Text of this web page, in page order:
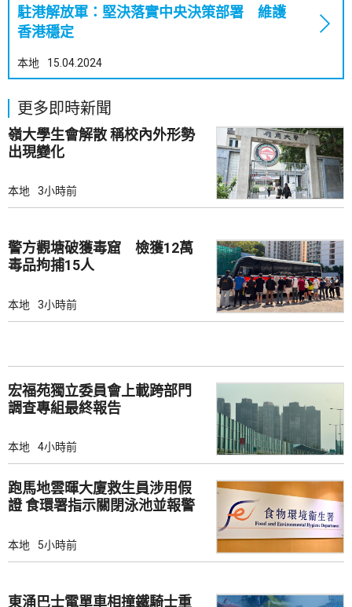
駐港解放軍：堅決落實中央決策部署 維護
香港穩定
本地 15.04.2024
更多即時新聞
嶺大學生會解散 稱校內外形勢
出現變化
本地 3小時前
警方觀塘破獲毒窟 檢獲12萬
毒品拘捕15人
本地 3小時前
宏福苑獨立委員會上載跨部門
調查專組最終報告
本地 4小時前
跑馬地雲暉大廈救生員涉用假
證 食環署指示關閉泳池並報警
本地 5小時前
東涌巴士電單車相撞鐵騎士重